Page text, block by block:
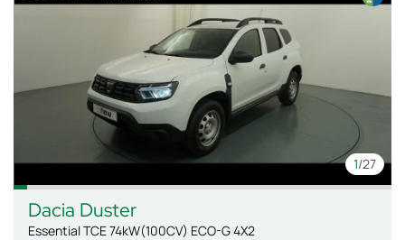
1/27
Dacia Duster
Essential TCE 74kW(100CV) ECO-G 4X2